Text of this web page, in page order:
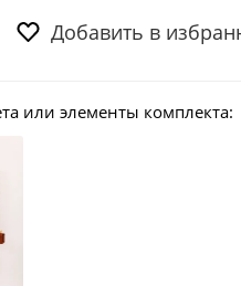
Добавить в
или элементы комплекта: